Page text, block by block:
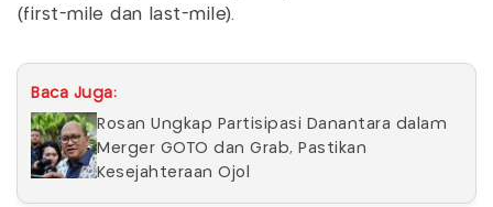
(first-mile dan last-mile).
Baca Juga:
Rosan Ungkap Partisipasi Danantara dalam
Merger GOTO dan Grab, Pastikan
Kesejahteraan Ojol